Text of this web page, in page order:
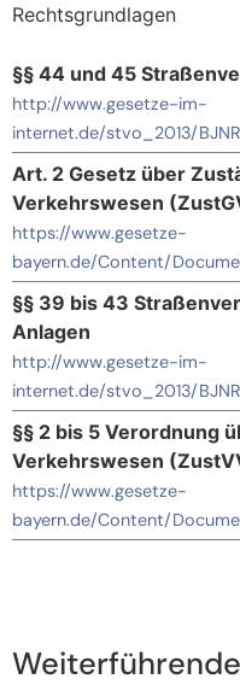
Rechtsgrundlagen
§§ 44 und 45
http://www.gesetze-im-
internet.de/stvo_2013/
Art. 2 Gesetz über
Verkehrswesen
https://www.gesetze-
bayern.de/Content/
§§ 39 bis 43
Anlagen
http://www.gesetze-im-
internet.de/stvo_2013/
§§ 2 bis 5 Verordnung
Verkehrswesen
https://www.gesetze-
bayern.de/Content/